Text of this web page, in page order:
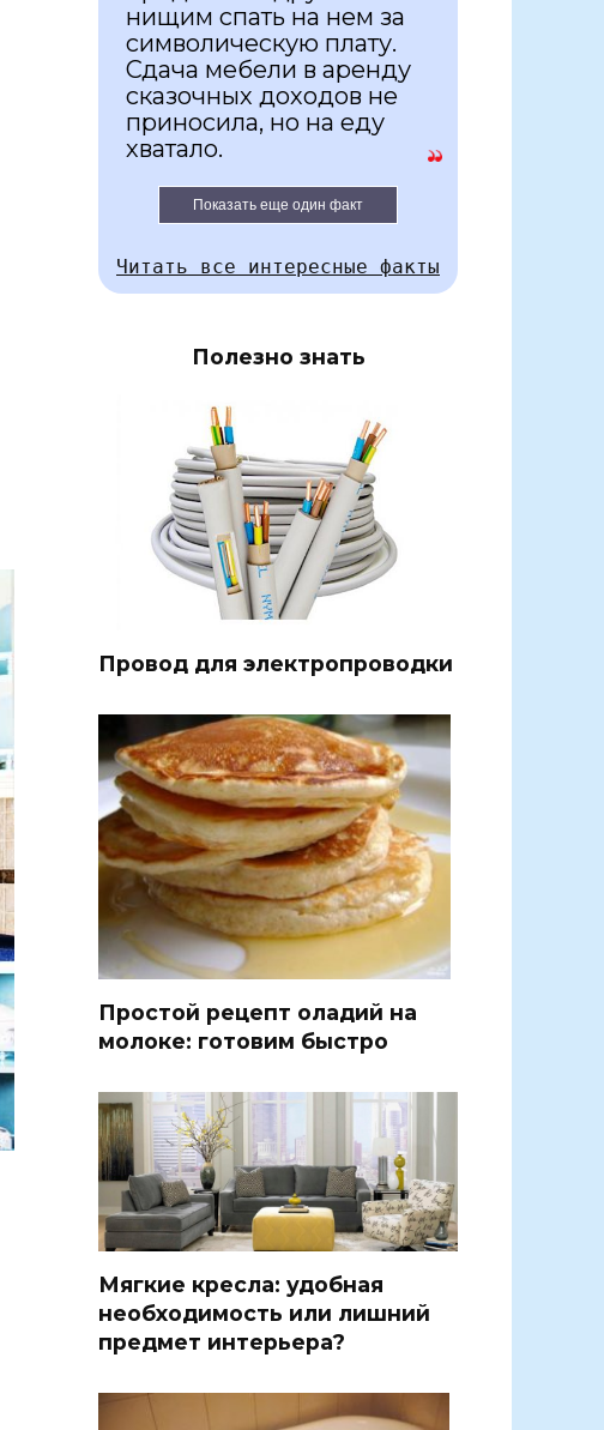
нищим спать на нем за
символическую плату.
Сдача мебели в аренду
сказочных доходов не
приносила, но на еду
хватало.
Показать еще один факт
Читать все интересные факты
Полезно знать
Провод для электропроводки
Простой рецепт оладий на
молоке: готовим быстро
Мягкие кресла: удобная
необходимость или лишний
предмет интерьера?